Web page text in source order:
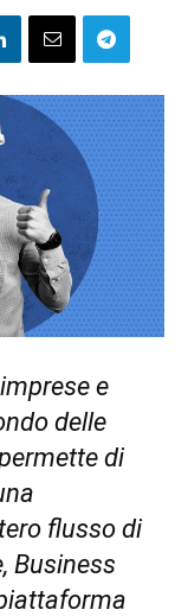
e
delle
di
flusso di
Business